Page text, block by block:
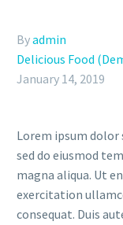
Byadmin
Delicious Food
January 14, 2019
Lorem ipsum
sed do eiusmod
magna aliqua. Ut
exercitation
consequat. Duis